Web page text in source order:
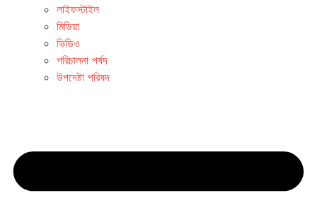
লাইফস্টাইল
মিডিয়া
ভিডিও
পরিচালনা পর্ষদ
উপদেষ্টা পরিষদ